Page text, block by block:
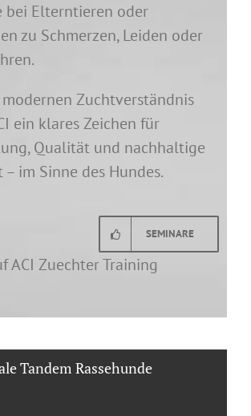
bei Elterntieren oder
zu Schmerzen, Leiden oder
Zuchtverständnis
ein klares Zeichen für
Qualität und nachhaltige
im Sinne des Hundes.
SEMINARE
ACI Zuechter Training
Tandem Rassehunde